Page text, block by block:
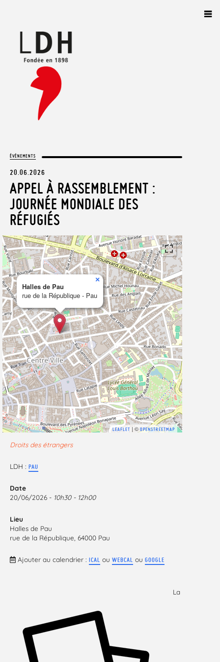
ÉVÈNEMENTS
20.06.2026
APPEL À RASSEMBLEMENT :
JOURNÉE MONDIALE DES
RÉFUGIÉS
Halles de Pau
rue de la République - Pau
×
LEAFLET | ©OPENSTREETMAP
Droits des étrangers
LDH : PAU
Date
20/06/2026 - 10h30 - 12h00
Lieu
Halles de Pau
rue de la République, 64000 Pau
Ajouter au calendrier : ICAL ou WEBCAL ou GOOGLE
La